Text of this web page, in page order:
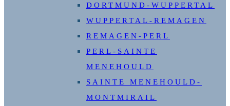
DORTMUND-WUPPERTAL
WUPPERTAL-REMAGEN
REMAGEN-PERL
PERL-SAINTE
MENEHOULD
SAINTE MENEHOULD-
MONTMIRAIL